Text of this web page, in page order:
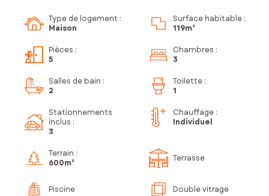
Type de logement :
Maison
Surface habitable :
119m²
Pièces :
5
Chambres :
3
Salles de bain :
2
Toilette :
1
Stationnements
inclus :
3
Chauffage :
Individuel
Terrain :
600m²
Terrasse
Piscine Double vitrage